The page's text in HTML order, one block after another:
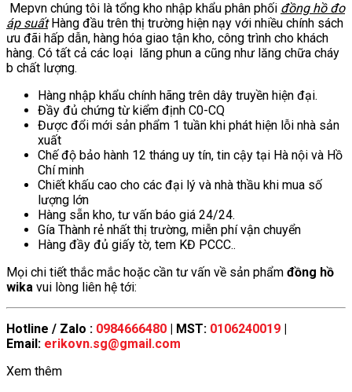
Mepvn chúng tôi là tổng kho nhập khẩu phân phối đồng hồ đo
áp suấtHàng đầu trên thị trường hiện nạy với nhiều chính sách
ưu đãi hấp dẫn, hàng hóa giao tận kho, công trình cho khách
hàng. Có tất cả các loại lăng phun a cũng như lăng chữa cháy
b chất lượng.
Hàng nhập khẩu chính hãng trên dây truyền hiện đại.
Đầy đủ chứng từ kiểm định C0-CQ
Được đổi mới sản phẩm 1 tuần khi phát hiện lỗi nhà sản
xuất
Chế độ bảo hành 12 tháng uy tín, tin cậy tại Hà nội và Hồ
Chí minh
Chiết khấu cao cho các đại lý và nhà thầu khi mua số
lượng lớn
Hàng sẵn kho, tư vấn báo giá 24/24.
Gía Thành rẻ nhất thị trường, miễn phí vận chuyển
Hàng đầy đủ giấy tờ, tem KĐ PCCC..
Mọi chi tiết thắc mắc hoặc cần tư vấn về sản phẩm đồng hồ
wika vui lòng liên hệ tới:
Hotline / Zalo : 0984666480 | MST: 0106240019 |
Email: erikovn.sg@gmail.com
Xem thêm